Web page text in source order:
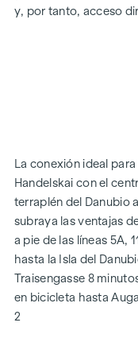
EQUIPAMIENTOS
Sistema
Sistema de
tablón de anuncios
Aplicación de
DESTACADOS
269 viviendas de
De 1 a 4
y, por tanto, acceso
La conexión ideal
Handelskai con el
terraplén del Danubio
subraya las ventajas
a pie de las líneas 5A,
hasta la Isla del
Traisengasse 8
en bicicleta hasta
2